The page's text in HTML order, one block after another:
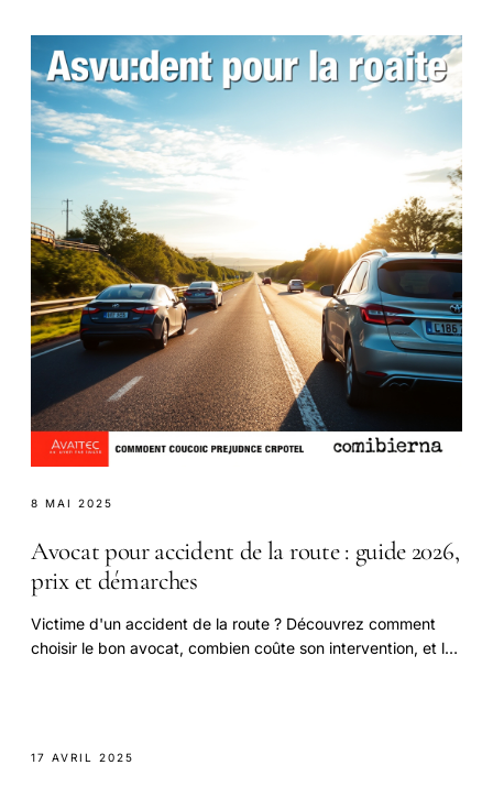
8 MAI 2025
Avocat pour accident de la route : guide 2026,
prix et démarches
Victime d'un accident de la route ? Découvrez comment
choisir le bon avocat, combien coûte son intervention, et les
17 AVRIL 2025